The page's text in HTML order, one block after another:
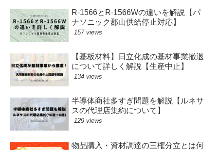
R-1566とR-1566Wの違いを解説【パ
ナソニック郡山供給停止対応】
157 views
【基板材料】日立化成の基材事業撤退
について詳しく解説【生産中止】
134 views
半導体商社多すぎ問題を解説【ルネサ
スの代理店集約について】
129 views
物品購入・資材調達の三権分立とは何